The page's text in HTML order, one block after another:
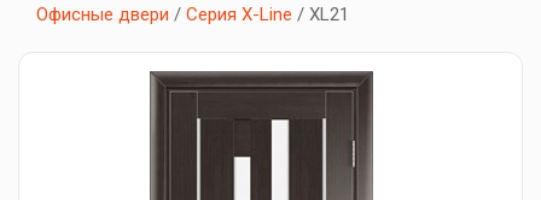
Офисные двери / Серия X-Line / XL21